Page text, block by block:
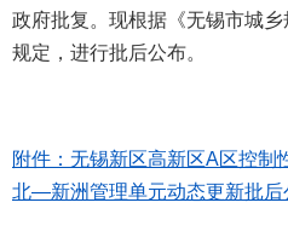
政府批复。现根据《无锡市城
规定，进行批后公布。
附件：无锡新区高新区A区控
北—新洲管理单元动态更新批后